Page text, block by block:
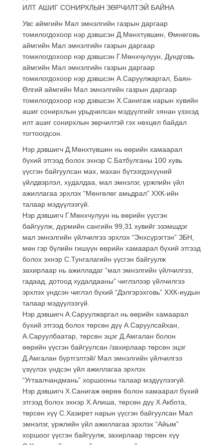
ИЛТ АШИГ СОНИРХЛЫН ЗӨРЧИЛТЭЙ БАЙНА
Увс аймгийн Мал эмнэлгийн газрын даргаар
томилогдохоор нэр дэвшсэн Д.Мөнхтүвшин, Өмнөговь
аймгийн Мал эмнэлгийн газрын даргаар
томилогдохоор нэр дэвшсэн Г.Мөнхчулуун, Дундговь
аймгийн Мал эмнэлгийн газрын даргаар
томилогдохоор нэр дэвшсэн А.Саруулжаргал, Баян-
Өлгий аймгийн Мал эмнэлгийн газрын даргаар
томилогдохоор нэр дэвшсэн Х.Санигаж нарын хувийн
ашиг сонирхлын урьдчилсан мэдүүлгийг хянан үзэхэд
илт ашиг сонирхлын зөрчилтэй гэх нөхцөл байдал
тогтоогдсон.
Нэр дэвшигч Д.Мөнхтүвшин нь өөрийн хамаарал
бүхий этгээд болох эхнэр С.Батбулганы 100 хувь
үүсгэн байгуулсан мах, махан бүтээгдэхүүний
үйлдвэрлэл, худалдаа, мал эмнэлэг, үржлийн үйл
ажиллагаа эрхлэх “Мөнгөлөг амьдрал” ХХК-ийн
талаар мэдүүлээгүй.
Нэр дэвшигч Г.Мөнхчулуун нь өөрийн үүсгэн
байгуулж, дүрмийн сангийн 99,31 хувийг эзэмшдэг
мал эмнэлгийн үйлчилгээ эрхлэх “Энхсүрэгтэн” ЗБН,
мөн гэр бүлийн гишүүн өөрийн хамаарал бүхий этгээд
болох эхнэр С.Тунгалагийн үүсгэн байгуулж
захирлаар нь ажилладаг “мал эмнэлгийн үйлчилгээ,
гадаад, дотоод худалдааны” чиглэлээр үйлчилгээ
эрхлэх үндсэн чиглэл бүхий “Дэлгэрэхговь” ХХК-иудын
талаар мэдүүлээгүй.
Нэр дэвшигч А.Саруулжаргал нь өөрийн хамаарал
бүхий этгээд болох төрсөн дүү А.Саруулсайхан,
А.Саруулбаатар, төрсөн эцэг Д.Амгалан болон
өөрийн үүсгэн байгуулсан /захирлаар төрсөн эцэг
Д.Амгалан бүртгэлтэй/ Мал эмнэлгийн үйлчилгээ
үзүүлэх үндсэн үйл ажиллагаа эрхлэх
“Угтаалчандмань” хоршооны талаар мэдүүлээгүй.
Нэр дэвшигч Х.Санигаж өөрөө болон хамаарал бүхий
этгээд болох эхнэр Х.Алиша, төрсөн дүү Х.Акбота,
төрсөн хүү С.Хазирет нарын үүсгэн байгуулсан Мал
эмнэлэг, үржлийн үйл ажиллагаа эрхлэх “Айым”
хоршоог үүсгэн байгуулж, захирлаар төрсөн хүү